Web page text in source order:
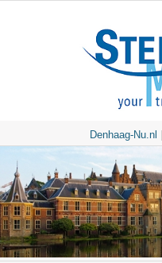
Denhaag-Nu.nl